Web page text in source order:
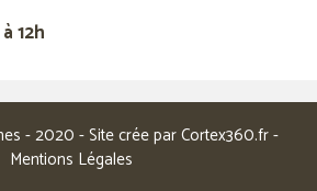
12h
- 2020 - Site crée parCortex360.fr-
Mentions Légales